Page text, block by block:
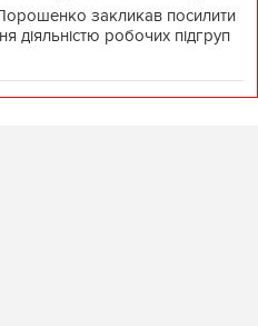
закликав посилити
діяльністю робочих підгруп